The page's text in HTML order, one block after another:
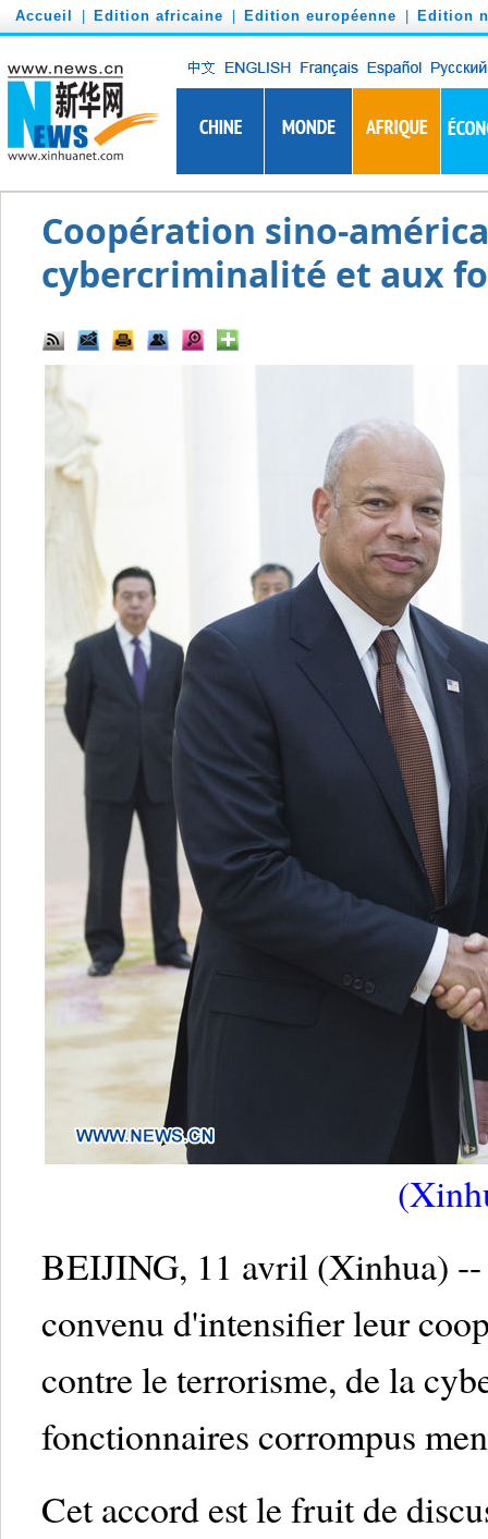
Accueil Edition africaine Edition européenne Edition
Coopération sino-
cybercriminalité et aux
BEIJING, 11 avril (Xinhua)
convenu d'intensifier leur
contre le terrorisme, de la
fonctionnaires corrompus
Cet accord est le fruit de